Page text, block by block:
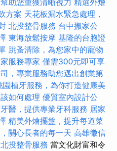
助您重獲清晰視力 精選外燴
方案 天花板漏水緊急處理，
北投整骨服務 台中搬家公
東海放鬆按摩 基隆的台胞證
跳蚤清除，為您家中的寵物
服務專家 僅需300元即可享
，專業服務助您邁出創業第
園植牙服務，為你打造健康美
如何處理 優質室內設計公
醫，提供專業牙科服務 居家
精美外燴擺盤，提升每道菜
關心長者的每一天 高雄徵信
北投整骨服務 當文化財富和令